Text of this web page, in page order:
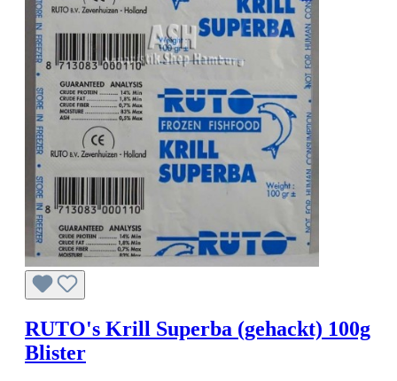
RUTO's Krill Superba (gehackt) 100g
Blister